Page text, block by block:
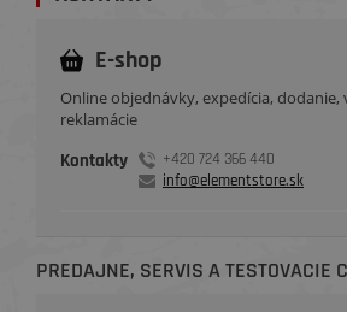
E-shop
Online objednávky, expedícia, dodanie,
reklamácie
Kontakty
+420 724 366 440
info@elementstore.sk
PREDAJNE, SERVIS A TESTOVACIE